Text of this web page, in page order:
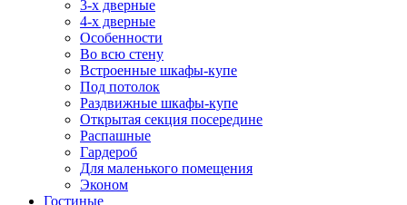
3-х дверные
4-х дверные
Особенности
Во всю стену
Встроенные шкафы-купе
Под потолок
Раздвижные шкафы-купе
Открытая секция посередине
Распашные
Гардероб
Для маленького помещения
Эконом
Гостиные